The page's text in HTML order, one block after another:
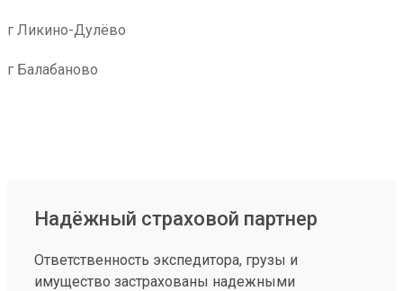
г Ликино-Дулёво
г Балабаново
Надёжный страховой партнер
Ответственность экспедитора, грузы и
имущество застрахованы надежными